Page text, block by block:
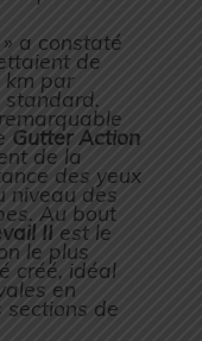
» a constaté
de
km par
Gutter Action
de la
des yeux
niveau des
Au bout
II est le
le plus
créé, idéal
en
sections de